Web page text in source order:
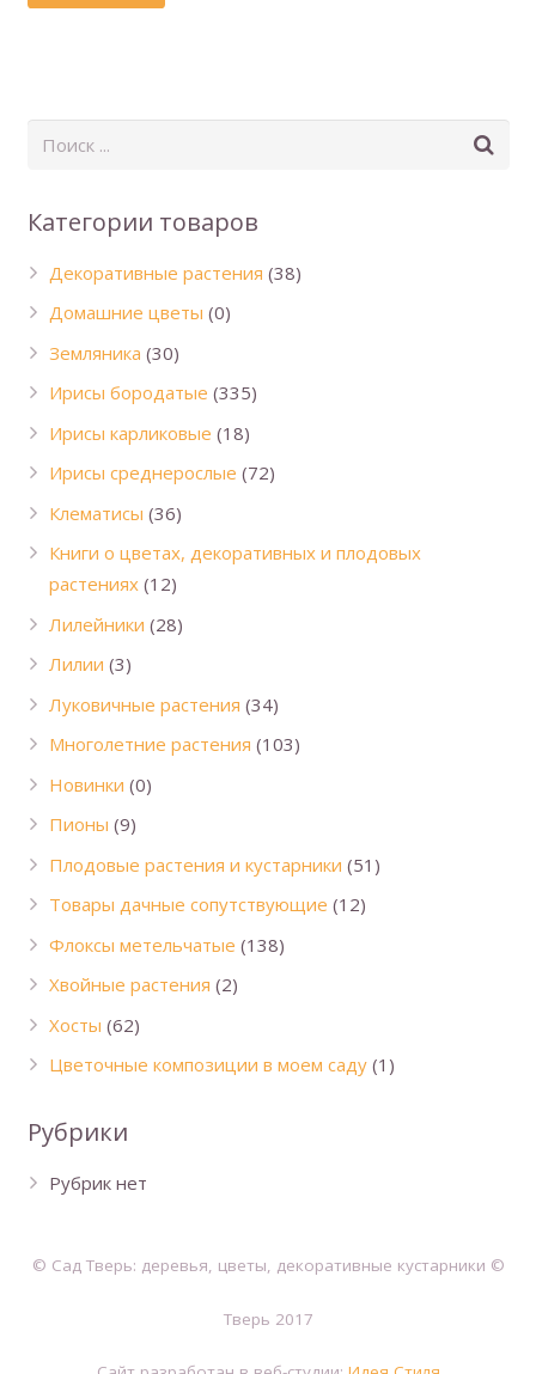
Категории товаров
Декоративные растения (38)
Домашние цветы (0)
Земляника (30)
Ирисы бородатые (335)
Ирисы карликовые (18)
Ирисы среднерослые (72)
Клематисы (36)
Книги о цветах, декоративных и плодовых
растениях (12)
Лилейники (28)
Лилии (3)
Луковичные растения (34)
Многолетние растения (103)
Новинки (0)
Пионы (9)
Плодовые растения и кустарники (51)
Товары дачные сопутствующие (12)
Флоксы метельчатые (138)
Хвойные растения (2)
Хосты (62)
Цветочные композиции в моем саду (1)
Рубрики
Рубрик нет
© Сад Тверь: деревья, цветы, декоративные кустарники ©
Тверь 2017